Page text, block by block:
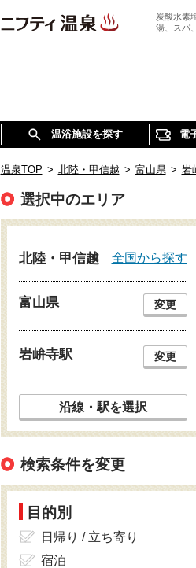
炭酸水素
湯、スパ
温浴施設を探す 電
温泉TOP > 北陸・甲信越 > 富山県 > 岩
選択中のエリア
北陸・甲信越 全国から探す
富山県 変更
岩峅寺駅 変更
沿線・駅を選択
検索条件を変更
目的別
日帰り / 立ち寄り
宿泊